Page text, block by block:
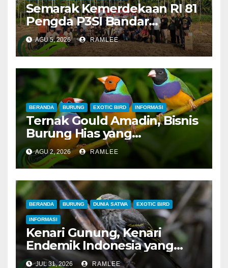
Semarak Kemerdekaan RI 81
Pengda P3SI Bandar
Lampung, Potong Tumpeng
Menandai Peresmian
Lapangan Baru, Mawar
Merah dan Jahanam Juara
AGU 5, 2026 RAMLEE
BERANDA BURUNG EXOTIC BIRD INFORMASI
Ternak Gould Amadin, Bisnis
Burung Hias yang
Menguntungkan
AGU 2, 2026 RAMLEE
BERANDA BURUNG DUNIA SATWA EXOTIC BIRD
INFORMASI
Kenari Gunung, Kenari
Endemik Indonesia yang
Sangat Sulit Dipelihara
JUL 31, 2026 RAMLEE